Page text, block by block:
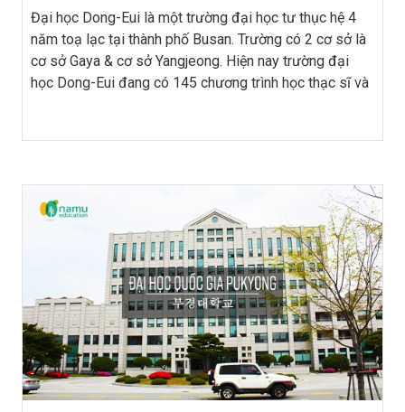
Đại học Dong-Eui là một trường đại học tư thục hệ 4
năm toạ lạc tại thành phố Busan. Trường có 2 cơ sở là
cơ sở Gaya & cơ sở Yangjeong. Hiện nay trường đại
học Dong-Eui đang có 145 chương trình học thạc sĩ và